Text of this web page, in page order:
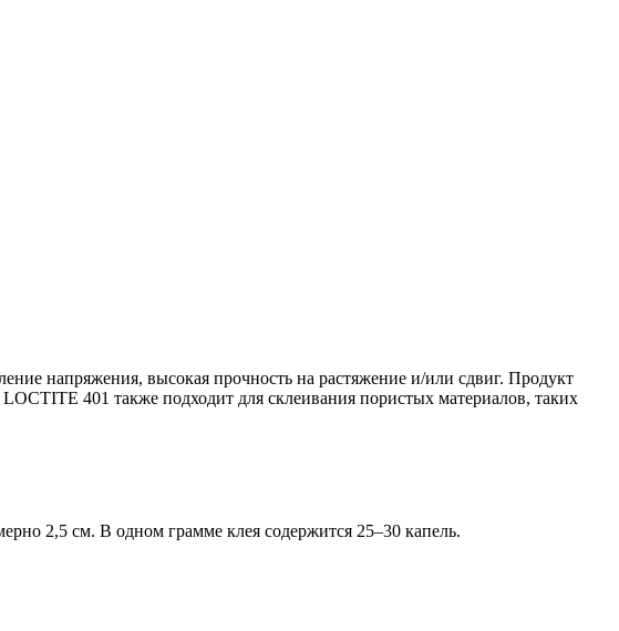
напряжения, высокая прочность на растяжение и/или сдвиг. Продукт
401 также подходит для склеивания пористых материалов, таких
2,5 см. В одном грамме клея содержится 25–30 капель.